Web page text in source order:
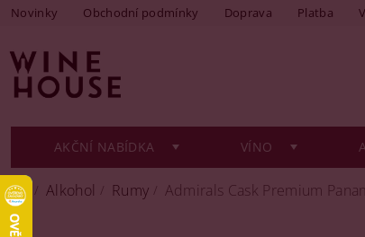
Novinky Obchodní podmínky Doprava Platba
AKČNÍ NABÍDKA VÍNO
Alkohol Rumy Admirals Cask Premium